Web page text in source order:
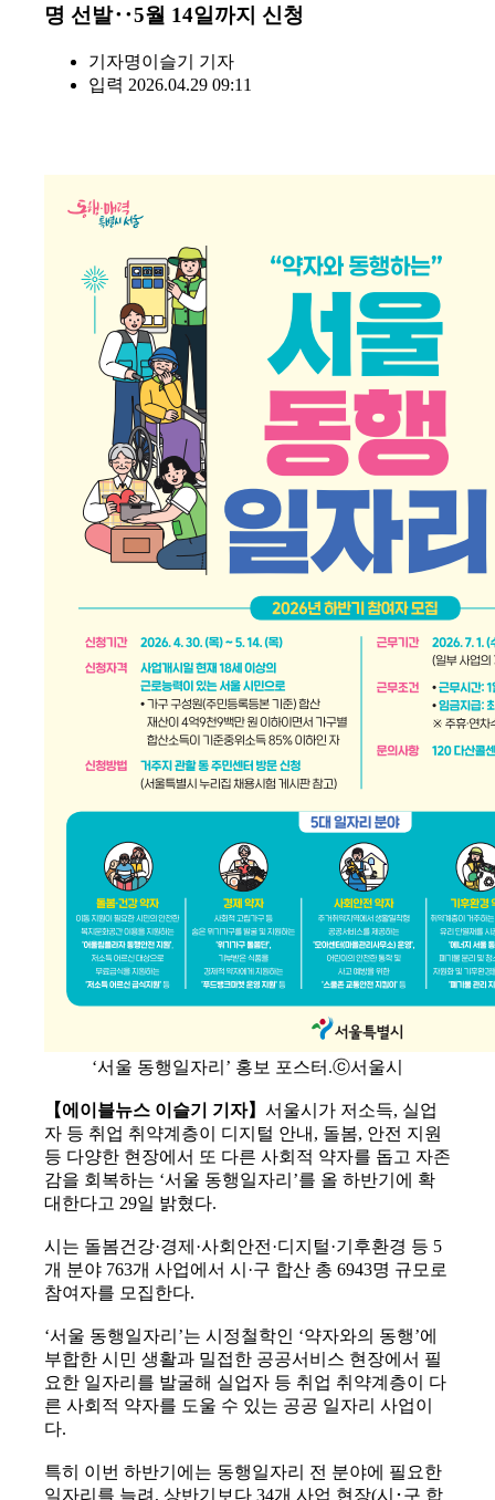
명 선발‥5월 14일까지 신청
기자명이슬기 기자
입력 2026.04.29 09:11
‘서울 동행일자리’ 홍보 포스터.ⓒ서울시
【에이블뉴스 이슬기 기자】 서울시가 저소득, 실업
자 등 취업 취약계층이 디지털 안내, 돌봄, 안전 지원
등 다양한 현장에서 또 다른 사회적 약자를 돕고 자존
감을 회복하는 ‘서울 동행일자리’를 올 하반기에 확
대한다고 29일 밝혔다.
시는 돌봄건강·경제·사회안전·디지털·기후환경 등 5
개 분야 763개 사업에서 시·구 합산 총 6943명 규모로
참여자를 모집한다.
‘서울 동행일자리’는 시정철학인 ‘약자와의 동행’에
부합한 시민 생활과 밀접한 공공서비스 현장에서 필
요한 일자리를 발굴해 실업자 등 취업 취약계층이 다
른 사회적 약자를 도울 수 있는 공공 일자리 사업이
다.
특히 이번 하반기에는 동행일자리 전 분야에 필요한
일자리를 늘려, 상반기보다 34개 사업 현장(시･구 합